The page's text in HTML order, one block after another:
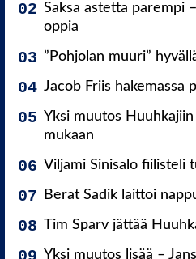
Saksa astetta parempi
oppia
”Pohjolan muuri”
Jacob Friis hakemassa
Yksi muutos
mukaan
Viljami Sinisalo fiilisteli
Berat Sadik laittoi
Tim Sparv jättää
Yksi muutos lisää –